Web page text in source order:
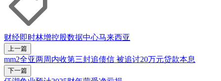
财经即时林增控股数据中心马来西亚
上一篇
mm2全亚两周内收第三封追债信 被追讨20万元贷款本息
下一篇